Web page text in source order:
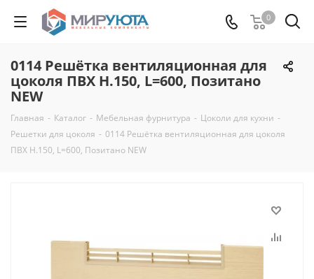
0
0114 Решётка вентиляционная для
цоколя ПВХ H.150, L=600, Позитано
NEW
Главная - Каталог - Мебельная фурнитура - Цоколи для кухни -
Решетки для цоколя - 0114 Решётка вентиляционная для цоколя
ПВХ H.150, L=600, Позитано NEW